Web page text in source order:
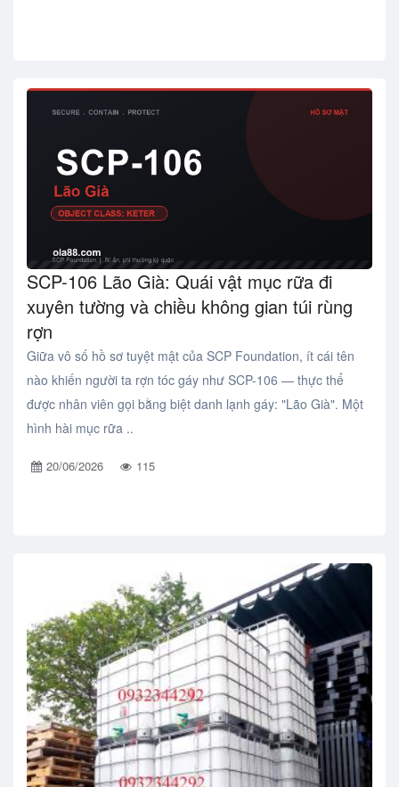
SCP-106 Lão Già: Quái vật mục rữa đi
xuyên tường và chiều không gian túi rùng
rợn
Giữa vô số hồ sơ tuyệt mật của SCP Foundation, ít cái tên
nào khiến người ta rợn tóc gáy như SCP-106 — thực thể
được nhân viên gọi bằng biệt danh lạnh gáy: "Lão Già". Một
hình hài mục rữa ..
20/06/2026 115